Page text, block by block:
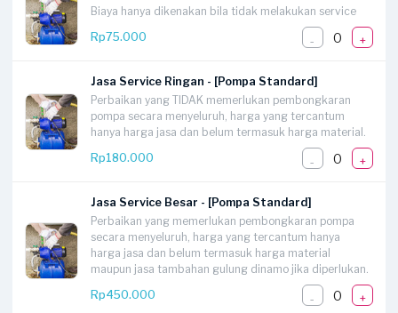
Biaya hanya dikenakan bila tidak melakukan service
Rp75.000
- 0 +
Jasa Service Ringan - [Pompa Standard]
Perbaikan yang TIDAK memerlukan pembongkaran
pompa secara menyeluruh, harga yang tercantum
hanya harga jasa dan belum termasuk harga material.
Rp180.000
- 0 +
Jasa Service Besar - [Pompa Standard]
Perbaikan yang memerlukan pembongkaran pompa
secara menyeluruh, harga yang tercantum hanya
harga jasa dan belum termasuk harga material
maupun jasa tambahan gulung dinamo jika diperlukan.
Rp450.000
- 0 +